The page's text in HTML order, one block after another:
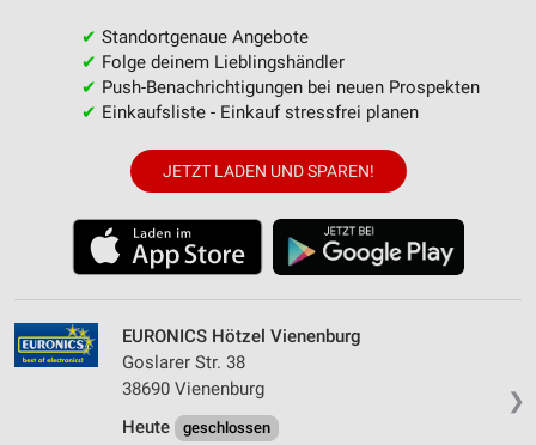
✔ Standortgenaue Angebote
✔ Folge deinem Lieblingshändler
✔ Push-Benachrichtigungen bei neuen Prospekten
✔ Einkaufsliste - Einkauf stressfrei planen
JETZT LADEN UND SPAREN!
❯
EURONICS Hötzel Vienenburg
Goslarer Str. 38
38690 Vienenburg
Heute
geschlossen